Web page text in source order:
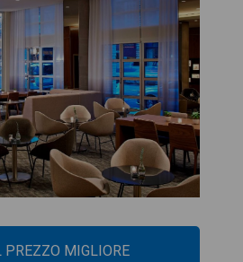
PREZZO MIGLIORE